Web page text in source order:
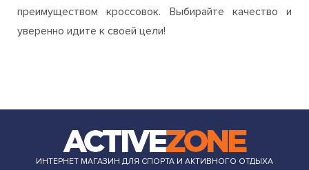
преимуществом кроссовок. Выбирайте качество и
уверенно идите к своей цели!
ИНТЕРНЕТ МАГАЗИН ДЛЯ СПОРТА И АКТИВНОГО ОТДЫХА